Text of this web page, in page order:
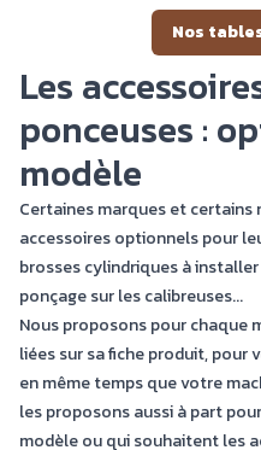
Nos
Les
ponceuses :
modèle
Certaines marques et
accessoires optionnels pour
brosses cylindriques à
ponçage sur les calibreuses...
Nous proposons pour chaque
liées sur sa fiche produit, pour
en même temps que votre
les proposons aussi à part
modèle ou qui souhaitent les